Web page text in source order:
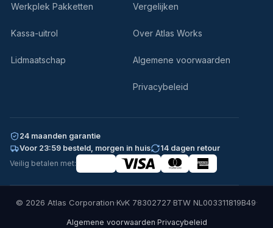
Werkplek Pakketten
Kassa-uitrol
Lidmaatschap
Vergelijken
Over Atlas Works
Algemene voorwaarden
Privacybeleid
24 maanden garantie
Voor 23:59 besteld, morgen in huis
14 dagen retour
Veilig betalen met:
© 2026 Atlas Corporation·KvK 78302727·BTW NL003311819B49·
Algemene voorwaarden·Privacybeleid